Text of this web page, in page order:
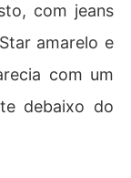
com jeans
amarelo e
com um
debaixo do